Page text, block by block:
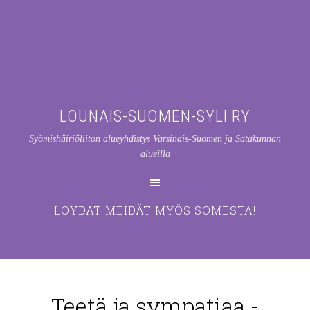
LOUNAIS-SUOMEN-SYLI RY
Syömishäiriöliiton alueyhdistys Varsinais-Suomen ja Satakunnan
alueilla
LÖYDÄT MEIDÄT MYÖS SOMESTA!